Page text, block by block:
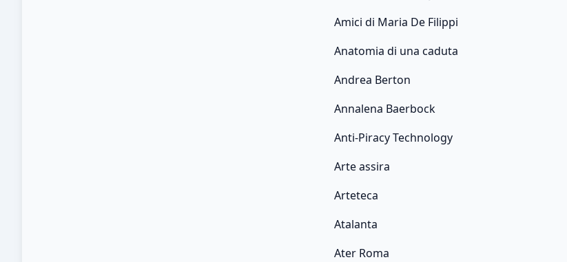
Amici di Maria De Filippi
Anatomia di una caduta
Andrea Berton
Annalena Baerbock
Anti-Piracy Technology
Arte assira
Arteteca
Atalanta
Ater Roma